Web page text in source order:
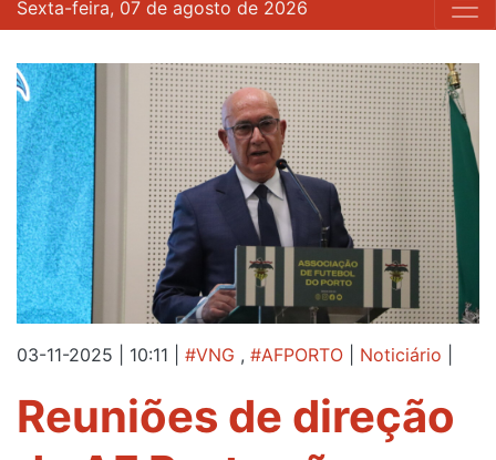
Sexta-feira, 07 de agosto de 2026
03-11-2025 | 10:11 #VNG , #AFPORTO Noticiário
Reuniões de direção